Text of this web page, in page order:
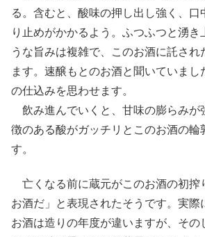
る。含むと、酸味の押し出し強く、口
り止めがかかるよう。ふつふつと湧き
うな旨みは複雑で、このお酒に託され
ます。速醸もとのお酒と聞いていま
の仕込みを思わせます。
飲み進んでいくと、甘味の膨らみが
徴のある酸がガッチリとこのお酒の輪
す。
亡くなる前に蔵元がこのお酒の初搾
お酒だ」と表現されたそうです。実際
お酒は造りの年度が違いますが、その